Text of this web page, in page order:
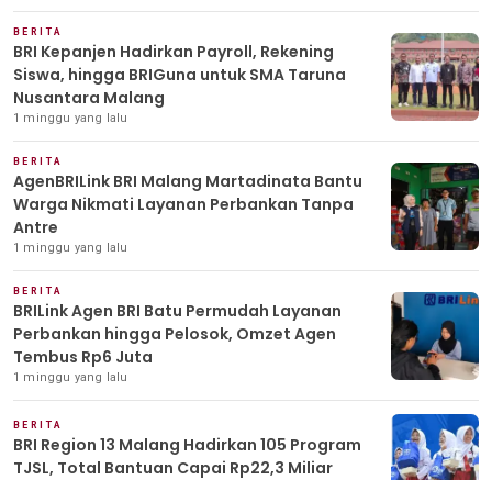
BERITA
BRI Kepanjen Hadirkan Payroll, Rekening
Siswa, hingga BRIGuna untuk SMA Taruna
Nusantara Malang
1 minggu yang lalu
BERITA
AgenBRILink BRI Malang Martadinata Bantu
Warga Nikmati Layanan Perbankan Tanpa
Antre
1 minggu yang lalu
BERITA
BRILink Agen BRI Batu Permudah Layanan
Perbankan hingga Pelosok, Omzet Agen
Tembus Rp6 Juta
1 minggu yang lalu
BERITA
BRI Region 13 Malang Hadirkan 105 Program
TJSL, Total Bantuan Capai Rp22,3 Miliar